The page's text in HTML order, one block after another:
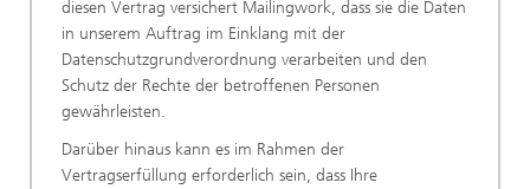
diesen Vertrag versichert Mailingwork, dass sie die Daten
in unserem Auftrag im Einklang mit der
Datenschutzgrundverordnung verarbeiten und den
Schutz der Rechte der betroffenen Personen
gewährleisten.
Darüber hinaus kann es im Rahmen der
Vertragserfüllung erforderlich sein, dass Ihre